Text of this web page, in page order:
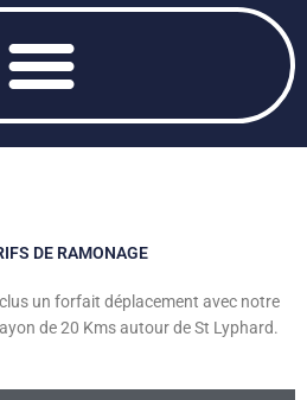
DE RAMONAGE
un forfait déplacement avec notre
de 20 Kms autour de St Lyphard.